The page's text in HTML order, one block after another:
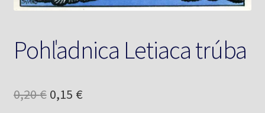
Pohľadnica Letiaca trúba
0,20€ Pôvodná
0,15 €Aktuálna